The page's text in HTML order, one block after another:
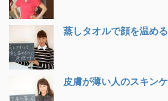
蒸しタオルで顔を温める
皮膚が薄い人のスキン